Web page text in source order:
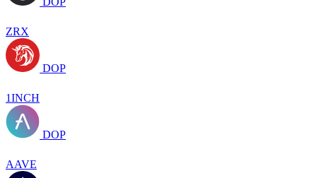
ZRX
DOP
1INCH
DOP
AAVE